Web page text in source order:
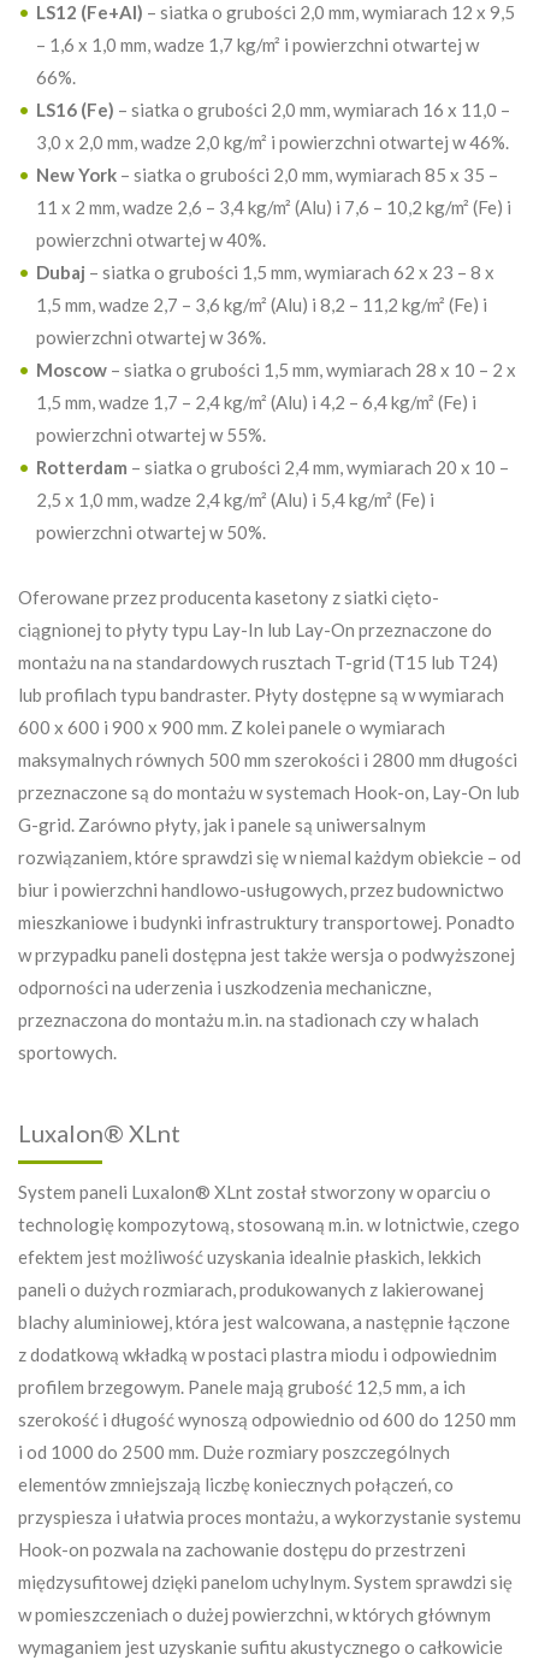
LS12 (Fe+Al) – siatka o grubości 2,0 mm, wymiarach 12 x 9,5
– 1,6 x 1,0 mm, wadze 1,7 kg/m² i powierzchni otwartej w
66%.
LS16 (Fe) – siatka o grubości 2,0 mm, wymiarach 16 x 11,0 –
3,0 x 2,0 mm, wadze 2,0 kg/m² i powierzchni otwartej w 46%.
New York – siatka o grubości 2,0 mm, wymiarach 85 x 35 –
11 x 2 mm, wadze 2,6 – 3,4 kg/m² (Alu) i 7,6 – 10,2 kg/m² (Fe) i
powierzchni otwartej w 40%.
Dubaj – siatka o grubości 1,5 mm, wymiarach 62 x 23 – 8 x
1,5 mm, wadze 2,7 – 3,6 kg/m² (Alu) i 8,2 – 11,2 kg/m² (Fe) i
powierzchni otwartej w 36%.
Moscow – siatka o grubości 1,5 mm, wymiarach 28 x 10 – 2 x
1,5 mm, wadze 1,7 – 2,4 kg/m² (Alu) i 4,2 – 6,4 kg/m² (Fe) i
powierzchni otwartej w 55%.
Rotterdam – siatka o grubości 2,4 mm, wymiarach 20 x 10 –
2,5 x 1,0 mm, wadze 2,4 kg/m² (Alu) i 5,4 kg/m² (Fe) i
powierzchni otwartej w 50%.
Oferowane przez producenta kasetony z siatki cięto-
ciągnionej to płyty typu Lay-In lub Lay-On przeznaczone do
montażu na na standardowych rusztach T-grid (T15 lub T24)
lub profilach typu bandraster. Płyty dostępne są w wymiarach
600 x 600 i 900 x 900 mm. Z kolei panele o wymiarach
maksymalnych równych 500 mm szerokości i 2800 mm długości
przeznaczone są do montażu w systemach Hook-on, Lay-On lub
G-grid. Zarówno płyty, jak i panele są uniwersalnym
rozwiązaniem, które sprawdzi się w niemal każdym obiekcie – od
biur i powierzchni handlowo-usługowych, przez budownictwo
mieszkaniowe i budynki infrastruktury transportowej. Ponadto
w przypadku paneli dostępna jest także wersja o podwyższonej
odporności na uderzenia i uszkodzenia mechaniczne,
przeznaczona do montażu m.in. na stadionach czy w halach
sportowych.
Luxalon® XLnt
System paneli Luxalon® XLnt został stworzony w oparciu o
technologię kompozytową, stosowaną m.in. w lotnictwie, czego
efektem jest możliwość uzyskania idealnie płaskich, lekkich
paneli o dużych rozmiarach, produkowanych z lakierowanej
blachy aluminiowej, która jest walcowana, a następnie łączone
z dodatkową wkładką w postaci plastra miodu i odpowiednim
profilem brzegowym. Panele mają grubość 12,5 mm, a ich
szerokość i długość wynoszą odpowiednio od 600 do 1250 mm
i od 1000 do 2500 mm. Duże rozmiary poszczególnych
elementów zmniejszają liczbę koniecznych połączeń, co
przyspiesza i ułatwia proces montażu, a wykorzystanie systemu
Hook-on pozwala na zachowanie dostępu do przestrzeni
międzysufitowej dzięki panelom uchylnym. System sprawdzi się
w pomieszczeniach o dużej powierzchni, w których głównym
wymaganiem jest uzyskanie sufitu akustycznego o całkowicie